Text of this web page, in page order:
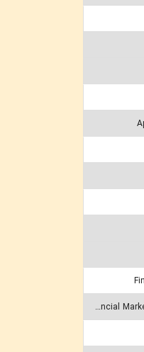
بازار های مالی - Financial Markets Courses